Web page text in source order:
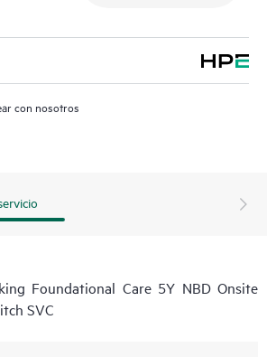
con nosotros
Foundational Care 5Y NBD Onsite
SVC